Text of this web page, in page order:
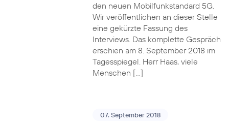
den neuen Mobilfunkstandard 5G.
Wir veröffentlichen an dieser Stelle
eine gekürzte Fassung des
Interviews. Das komplette Gespräch
erschien am 8. September 2018 im
Tagesspiegel. Herr Haas, viele
Menschen […]
07. September 2018